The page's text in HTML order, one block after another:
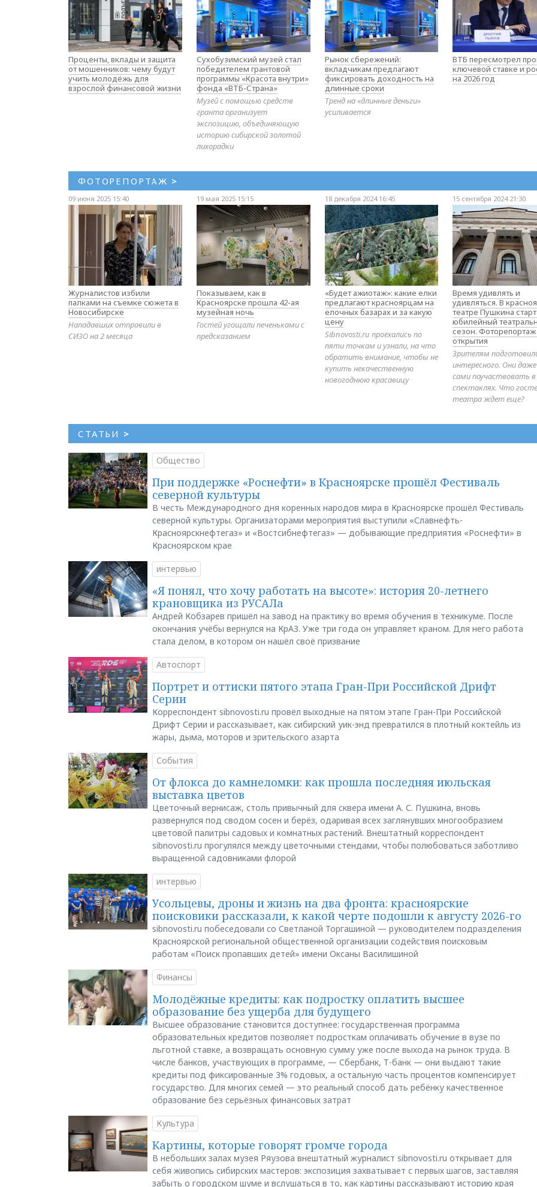
Проценты, вклады и защита
от мошенников: чему будут
учить молодёжь для
взрослой финансовой жизни
Сухобузимский музей стал
победителем грантовой
программы «Красота внутри»
фонда «ВТБ-Страна»
Музей с помощью средств
гранта организует
экспозицию, объединяющую
историю сибирской золотой
лихорадки
Рынок сбережений:
вкладчикам предлагают
фиксировать доходность на
длинные сроки
Тренд на «длинные деньги»
усиливается
ВТБ пересмотрел
ключевой ставке и
на 2026 год
ФОТОРЕПОРТАЖ >
09 июня 2025 15:40
Журналистов избили
палками на съемке сюжета в
Новосибирске
Нападавших отправили в
СИЗО на 2 месяца
19 мая 2025 15:15
Показываем, как в
Красноярске прошла 42-ая
музейная ночь
Гостей угощали печеньками с
предсказанием
18 декабря 2024 16:45
«Будет ажиотаж»: какие елки
предлагают красноярцам на
елочных базарах и за какую
цену
Sibnovosti.ru проехались по
пяти точкам и узнали, на что
обратить внимание, чтобы не
купить некачественную
новогоднюю красавицу
15 сентября 2024 21:30
Время удивлять и
удивляться. В
театре Пушкина
юбилейный
сезон. Фоторепортаж
открытия
Зрителям
интересного. Они
сами поучаствовать в
спектаклях. Что
театра ждет еще?
СТАТЬИ >
Общество
При поддержке «Роснефти» в Красноярске прошёл Фестиваль
северной культуры
В честь Международного дня коренных народов мира в Красноярске прошёл Фестиваль
северной культуры. Организаторами мероприятия выступили «Славнефть-
Красноярскнефтегаз» и «Востсибнефтегаз» — добывающие предприятия «Роснефти» в
Красноярском крае
интервью
«Я понял, что хочу работать на высоте»: история 20-летнего
крановщика из РУСАЛа
Андрей Кобзарев пришёл на завод на практику во время обучения в техникуме. После
окончания учёбы вернулся на КрАЗ. Уже три года он управляет краном. Для него работа
стала делом, в котором он нашёл своё призвание
Автоспорт
Портрет и оттиски пятого этапа Гран-При Российской Дрифт
Серии
Корреспондент sibnovosti.ru провёл выходные на пятом этапе Гран-При Российской
Дрифт Серии и рассказывает, как сибирский уик-энд превратился в плотный коктейль из
жары, дыма, моторов и зрительского азарта
События
От флокса до камнеломки: как прошла последняя июльская
выставка цветов
Цветочный вернисаж, столь привычный для сквера имени А. С. Пушкина, вновь
развернулся под сводом сосен и берёз, одаривая всех заглянувших многообразием
цветовой палитры садовых и комнатных растений. Внештатный корреспондент
sibnovosti.ru прогулялся между цветочными стендами, чтобы полюбоваться заботливо
выращенной садовниками флорой
интервью
Усольцевы, дроны и жизнь на два фронта: красноярские
поисковики рассказали, к какой черте подошли к августу 2026-го
sibnovosti.ru побеседовали со Светланой Торгашиной — руководителем подразделения
Красноярской региональной общественной организации содействия поисковым
работам «Поиск пропавших детей» имени Оксаны Василишиной
Финансы
Молодёжные кредиты: как подростку оплатить высшее
образование без ущерба для будущего
Высшее образование становится доступнее: государственная программа
образовательных кредитов позволяет подросткам оплачивать обучение в вузе по
льготной ставке, а возвращать основную сумму уже после выхода на рынок труда. В
числе банков, участвующих в программе, — Сбербанк, Т-банк — они выдают такие
кредиты под фиксированные 3% годовых, а остальную часть процентов компенсирует
государство. Для многих семей — это реальный способ дать ребёнку качественное
образование без серьёзных финансовых затрат
Культура
Картины, которые говорят громче города
В небольших залах музея Ряузова внештатный журналист sibnovosti.ru открывает для
себя живопись сибирских мастеров: экспозиция захватывает с первых шагов, заставляя
забыть о городском шуме и вслушаться в то, как картины рассказывают историю края